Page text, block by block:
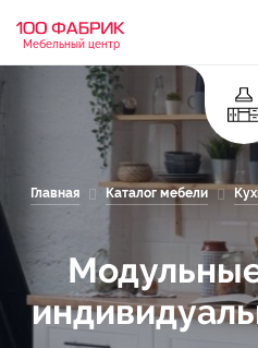
Мебельный центр
Главная Каталог мебели